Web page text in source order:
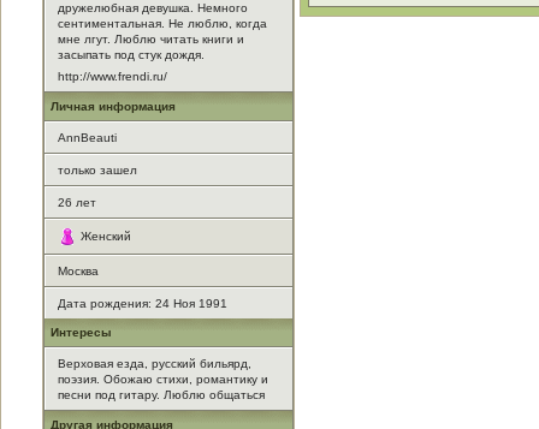
дружелюбная девушка. Немного
сентиментальная. Не люблю, когда
мне лгут. Люблю читать книги и
засыпать под стук дождя.
http://www.frendi.ru/
Личная информация
AnnBeauti
только зашел
26 лет
Женский
Москва
Дата рождения: 24 Ноя 1991
Интересы
Верховая езда, русский бильярд,
поэзия. Обожаю стихи, романтику и
песни под гитару. Люблю общаться
Другая информация